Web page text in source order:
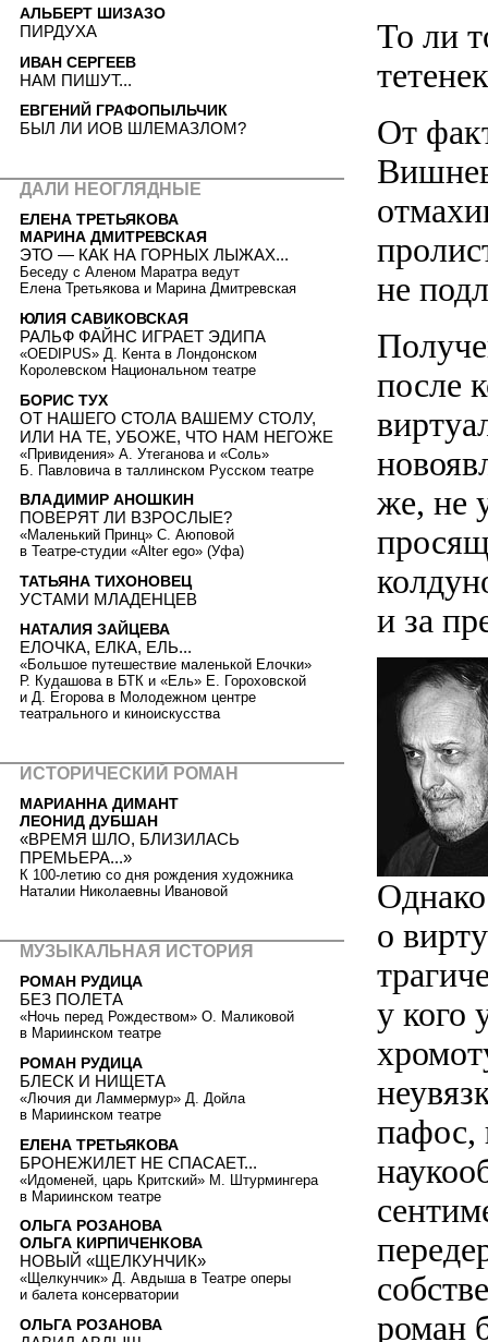
То ли
От
не
после
же, не
и за
о
у кого
пафос,
роман
АЛЬБЕРТ ШИЗАЗО
ПИРДУХА
ИВАН СЕРГЕЕВ
НАМ ПИШУТ...
ЕВГЕНИЙ ГРАФОПЫЛЬЧИК
БЫЛ ЛИ ИОВ ШЛЕМАЗЛОМ?
ДАЛИ НЕОГЛЯДНЫЕ
ЕЛЕНА ТРЕТЬЯКОВА
МАРИНА ДМИТРЕВСКАЯ
ЭТО — КАК НА ГОРНЫХ ЛЫЖАХ...
Беседу с Аленом Маратра ведут
Елена Третьякова и Марина Дмитревская
ЮЛИЯ САВИКОВСКАЯ
РАЛЬФ ФАЙНС ИГРАЕТ ЭДИПА
«OEDIPUS» Д. Кента в Лондонском
Королевском Национальном театре
БОРИС ТУХ
ОТ НАШЕГО СТОЛА ВАШЕМУ СТОЛУ,
ИЛИ НА ТЕ, УБОЖЕ, ЧТО НАМ НЕГОЖЕ
«Привидения» А. Утеганова и «Соль»
Б. Павловича в таллинском Русском театре
ВЛАДИМИР АНОШКИН
ПОВЕРЯТ ЛИ ВЗРОСЛЫЕ?
«Маленький Принц» С. Аюповой
в Театре-студии «Alter ego» (Уфа)
ТАТЬЯНА ТИХОНОВЕЦ
УСТАМИ МЛАДЕНЦЕВ
НАТАЛИЯ ЗАЙЦЕВА
ЕЛОЧКА, ЕЛКА, ЕЛЬ...
«Большое путешествие маленькой Елочки»
Р. Кудашова в БТК и «Ель» Е. Гороховской
и Д. Егорова в Молодежном центре
театрального и киноискусства
ИСТОРИЧЕСКИЙ РОМАН
МАРИАННА ДИМАНТ
ЛЕОНИД ДУБШАН
«ВРЕМЯ ШЛО, БЛИЗИЛАСЬ
ПРЕМЬЕРА...»
К 100-летию со дня рождения художника
Наталии Николаевны Ивановой
МУЗЫКАЛЬНАЯ ИСТОРИЯ
РОМАН РУДИЦА
БЕЗ ПОЛЕТА
«Ночь перед Рождеством» О. Маликовой
в Мариинском театре
РОМАН РУДИЦА
БЛЕСК И НИЩЕТА
«Лючия ди Ламмермур» Д. Дойла
в Мариинском театре
ЕЛЕНА ТРЕТЬЯКОВА
БРОНЕЖИЛЕТ НЕ СПАСАЕТ...
«Идоменей, царь Критский» М. Штурмингера
в Мариинском театре
ОЛЬГА РОЗАНОВА
ОЛЬГА КИРПИЧЕНКОВА
НОВЫЙ «ЩЕЛКУНЧИК»
«Щелкунчик» Д. Авдыша в Театре оперы
и балета консерватории
ОЛЬГА РОЗАНОВА